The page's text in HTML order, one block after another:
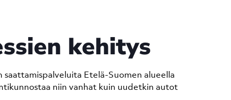
kehitys
Etelä-Suomen alueella
niin vanhat kuin uudetkin autot